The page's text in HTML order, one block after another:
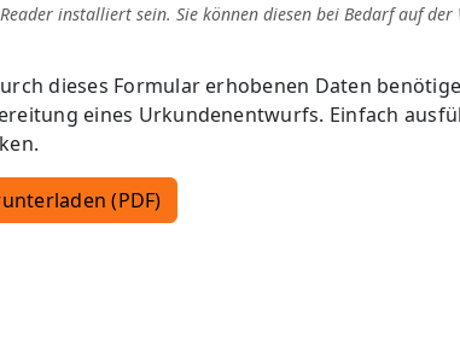
installiert sein. Sie können diesen bei Bedarf auf der
dieses Formular erhobenen Daten
eines Urkundenentwurfs. Einfach
(PDF)